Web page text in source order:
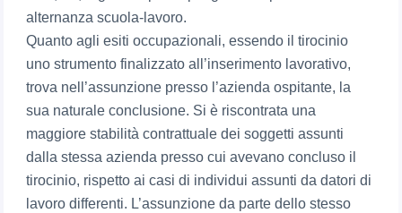
alternanza scuola-lavoro.
Quanto agli esiti occupazionali, essendo il tirocinio
uno strumento finalizzato all’inserimento lavorativo,
trova nell’assunzione presso l’azienda ospitante, la
sua naturale conclusione. Si è riscontrata una
maggiore stabilità contrattuale dei soggetti assunti
dalla stessa azienda presso cui avevano concluso il
tirocinio, rispetto ai casi di individui assunti da datori di
lavoro differenti. L’assunzione da parte dello stesso